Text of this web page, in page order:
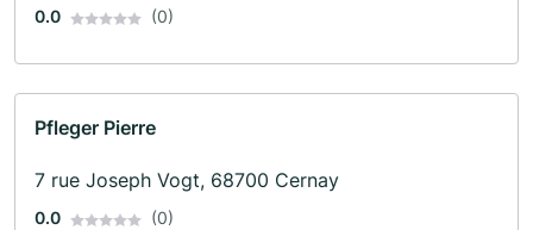
0.0 (0)
Pfleger Pierre
7 rue Joseph Vogt, 68700 Cernay
0.0 (0)